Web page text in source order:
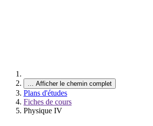
… Afficher le chemin complet
Plans d'études
Fiches de cours
Physique IV